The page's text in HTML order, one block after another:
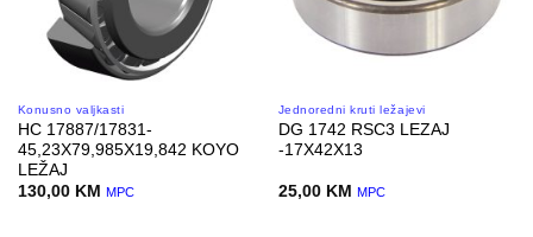
Konusno valjkasti
HC 17887/17831-
45,23X79,985X19,842 KOYO
LEŽAJ
130,00 KM MPC
Jednoredni kruti ležajevi
DG 1742 RSC3 LEZAJ
-17X42X13
25,00 KM MPC